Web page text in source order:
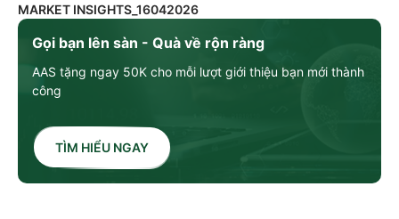
Gọi bạn lên sàn - Quà về rộn ràng
AAS tặng ngay 50K cho mỗi lượt giới thiệu bạn mới thành
công
TÌM HIỂU NGAY
MARKET INSIGHTS_16042026